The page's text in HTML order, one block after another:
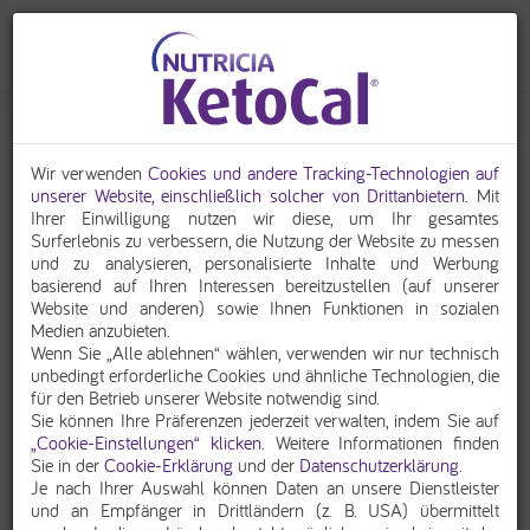
1 2 3 >
21. Dezember 2022
KetoKitchenTalks im Advent 2022
13. Dezember 2021
KetoKitchenTalks im Advent 2021
24. März 2021
Wir verwenden Cookies und andere Tracking-Technologien auf
unserer Website, einschließlich solcher von Drittanbietern. Mit
Ihrer Einwilligung nutzen wir diese, um Ihr gesamtes
Surferlebnis zu verbessern, die Nutzung der Website zu messen
und zu analysieren, personalisierte Inhalte und Werbung
basierend auf Ihren Interessen bereitzustellen (auf unserer
Website und anderen) sowie Ihnen Funktionen in sozialen
Medien anzubieten.
Wenn Sie „Alle ablehnen“ wählen, verwenden wir nur technisch
unbedingt erforderliche Cookies und ähnliche Technologien, die
für den Betrieb unserer Website notwendig sind.
Sie können Ihre Präferenzen jederzeit verwalten, indem Sie auf
„Cookie-Einstellungen“ klicken. Weitere Informationen finden
Sie in der Cookie-Erklärung und der Datenschutzerklärung.
Je nach Ihrer Auswahl können Daten an unsere Dienstleister
und an Empfänger in Drittländern (z. B. USA) übermittelt